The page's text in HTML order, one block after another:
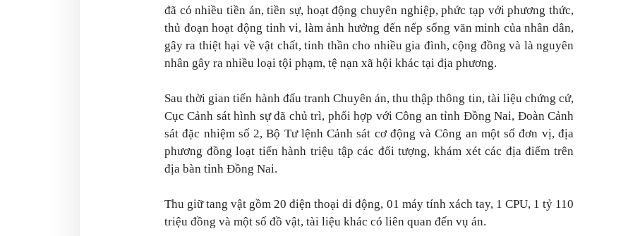
đã có nhiều tiền án, tiền sự, hoạt động chuyên nghiệp, phức tạp với phương thức,
thủ đoạn hoạt động tinh vi, làm ảnh hưởng đến nếp sống văn minh của nhân dân,
gây ra thiệt hại về vật chất, tinh thần cho nhiều gia đình, cộng đồng và là nguyên
nhân gây ra nhiều loại tội phạm, tệ nạn xã hội khác tại địa phương.
Sau thời gian tiến hành đấu tranh Chuyên án, thu thập thông tin, tài liệu chứng cứ,
Cục Cảnh sát hình sự đã chủ trì, phối hợp với Công an tỉnh Đồng Nai, Đoàn Cảnh
sát đặc nhiệm số 2, Bộ Tư lệnh Cảnh sát cơ động và Công an một số đơn vị, địa
phương đồng loạt tiến hành triệu tập các đối tượng, khám xét các địa điểm trên
địa bàn tỉnh Đồng Nai.
Thu giữ tang vật gồm 20 điện thoại di động, 01 máy tính xách tay, 1 CPU, 1 tỷ 110
triệu đồng và một số đồ vật, tài liệu khác có liên quan đến vụ án.